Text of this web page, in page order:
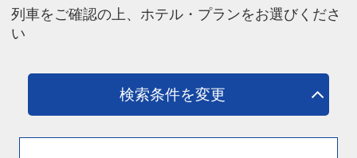
列車をご確認の上、ホテル・プランをお選びくださ
い
検索条件を変更